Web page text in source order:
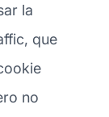
la
que
no